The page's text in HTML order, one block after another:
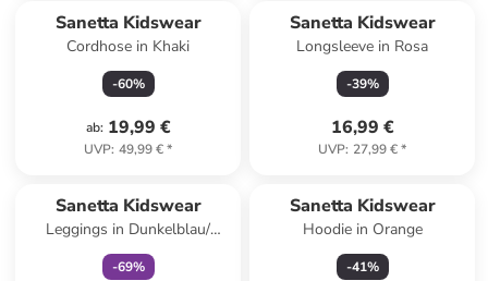
Sanetta Kidswear
Cordhose in Khaki
-60%
ab: 19,99 €
UVP: 49,99 €*
Sanetta Kidswear
Longsleeve in Rosa
-39%
16,99 €
UVP: 27,99 €*
Sanetta Kidswear
Leggings in Dunkelblau/
Hellblau
-69%
Sanetta Kidswear
Hoodie in Orange
-41%